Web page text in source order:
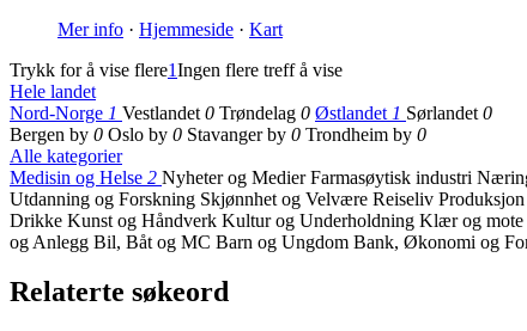
Mer info · Hjemmeside · Kart
Trykk for å vise flere1Ingen flere treff å vise
Hele landet
Nord-Norge 1 Vestlandet 0 Trøndelag 0 Østlandet 1 Sørlandet 0
Bergen by 0 Oslo by 0 Stavanger by 0 Trondheim by 0
Alle kategorier
Medisin og Helse 2 Nyheter og MedierFarmasøytisk industri
Utdanning og Forskning Skjønnhet og Velvære Reiseliv
Drikke Kunst og Håndverk Kultur og Underholdning Klær og mote
og Anlegg Bil, Båt og MC Barn og Ungdom Bank, Økonomi og
Relaterte søkeord